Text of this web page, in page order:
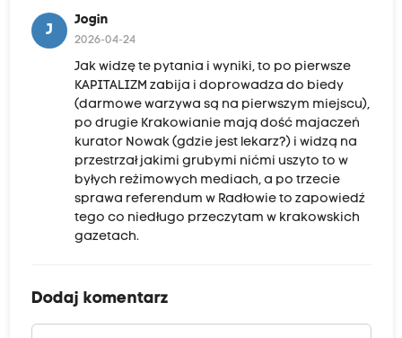
J
Jogin
2026-04-24
Jak widzę te pytania i wyniki, to po pierwsze
KAPITALIZM zabija i doprowadza do biedy
(darmowe warzywa są na pierwszym miejscu),
po drugie Krakowianie mają dość majaczeń
kurator Nowak (gdzie jest lekarz?) i widzą na
przestrzał jakimi grubymi nićmi uszyto to w
byłych reżimowych mediach, a po trzecie
sprawa referendum w Radłowie to zapowiedź
tego co niedługo przeczytam w krakowskich
gazetach.
Dodaj komentarz